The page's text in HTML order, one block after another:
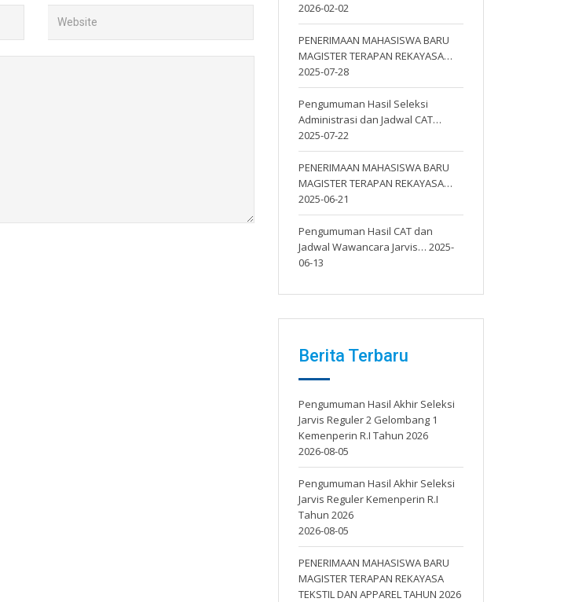
2026-02-02
PENERIMAAN MAHASISWA BARU
MAGISTER TERAPAN REKAYASA…
2025-07-28
Pengumuman Hasil Seleksi
Administrasi dan Jadwal CAT…
2025-07-22
PENERIMAAN MAHASISWA BARU
MAGISTER TERAPAN REKAYASA…
2025-06-21
Pengumuman Hasil CAT dan
Jadwal Wawancara Jarvis… 2025-
06-13
Berita Terbaru
Pengumuman Hasil Akhir Seleksi
Jarvis Reguler 2 Gelombang 1
Kemenperin R.I Tahun 2026
2026-08-05
Pengumuman Hasil Akhir Seleksi
Jarvis Reguler Kemenperin R.I
Tahun 2026
2026-08-05
PENERIMAAN MAHASISWA BARU
MAGISTER TERAPAN REKAYASA
TEKSTIL DAN APPAREL TAHUN 2026